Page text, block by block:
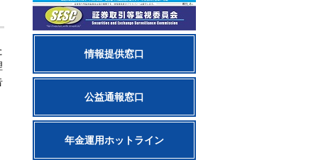
情報提供窓口
公益通報窓口
年金運用ホットライン